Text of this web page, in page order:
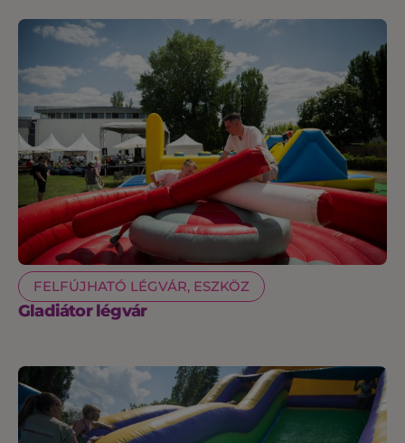
FELFÚJHATÓ LÉGVÁR, ESZKÖZ
Gladiátor légvár